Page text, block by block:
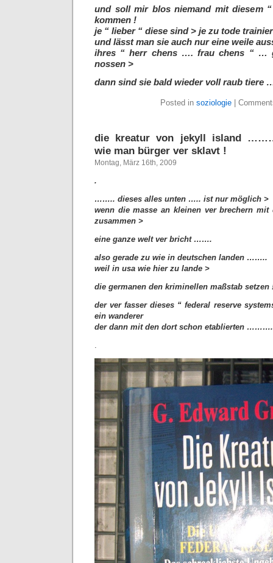
und soll mir blos niemand mit diesem
kommen !
je “ lieber “ diese sind > je zu tode
und lässt man sie auch nur eine weile
ihres “ herr chens …. frau chens “ …
nossen >
dann sind sie bald wieder voll raub
Posted in soziologie|
die kreatur von jekyll island
wie man bürger ver sklavt !
Montag, März 16th, 2009
.
…….. dieses alles unten ….. ist nur möglich >
wenn die masse an kleinen ver brechern mit
zusammen >
eine ganze welt ver bricht …….
also gerade zu wie in deutschen landen ……..
weil in usa wie hier zu lande >
die germanen den kriminellen maßstab setzen
der ver fasser dieses “ federal reserve
ein wanderer
der dann mit den dort schon etablierten